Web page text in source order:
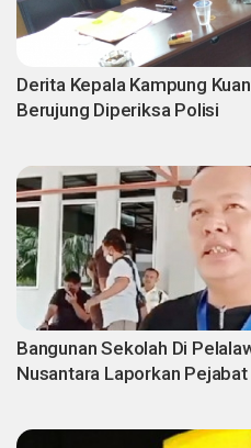
Derita Kepala Kampung
Berujung Diperiksa Polisi
Bangunan Sekolah Di
Nusantara Laporkan